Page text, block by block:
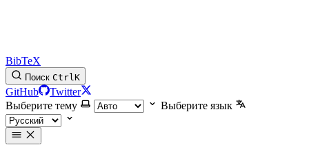
BibTeX
Поиск CtrlK
GitHub
Twitter
Выберите тему
Выберите язык